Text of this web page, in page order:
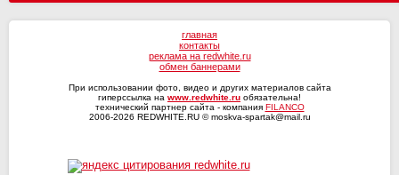
главная
контакты
реклама на redwhite.ru
обмен баннерами
При использовании фото, видео и других материалов сайта
гиперссылка на www.redwhite.ru обязательна!
технический партнер сайта - компания FILANCO
2006-2026 REDWHITE.RU © moskva-spartak@mail.ru